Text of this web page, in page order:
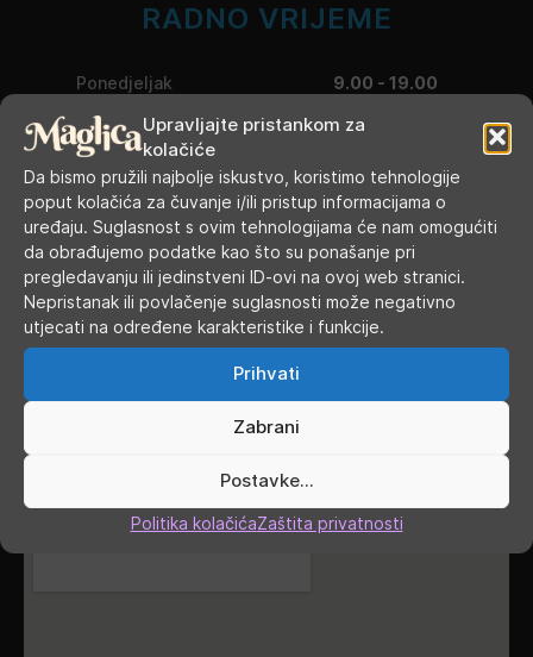
Upravljajte pristankom za
kolačiće
Da bismo pružili najbolje iskustvo, koristimo tehnologije
poput kolačića za čuvanje i/ili pristup informacijama o
uređaju. Suglasnost s ovim tehnologijama će nam omogućiti
da obrađujemo podatke kao što su ponašanje pri
pregledavanju ili jedinstveni ID-ovi na ovoj web stranici.
Nepristanak ili povlačenje suglasnosti može negativno
utjecati na određene karakteristike i funkcije.
Prihvati
Zabrani
Postavke...
Politika kolačićaZaštita privatnosti
RADNO VRIJEME
Ponedjeljak 9.00 - 19.00
Utorak 9.00 - 16.00
Srijeda 9.00 - 16.00
Četvrtak 9.00 - 16.00
Petak 9.00 - 19.00
Subota 9.00 - 13.00
Nedjelja, blagdani, praznici ZATVORENO
GDJE SMO